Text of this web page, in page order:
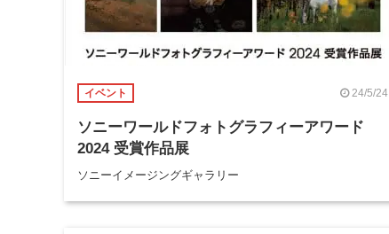
イベント 24/5/24
ソニーワールドフォトグラフィーアワード
2024 受賞作品展
ソニーイメージングギャラリー